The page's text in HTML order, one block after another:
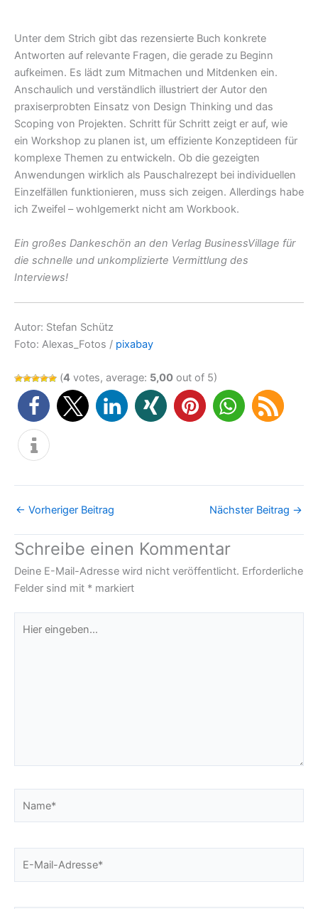
Unter dem Strich gibt das rezensierte Buch konkrete
Antworten auf relevante Fragen, die gerade zu Beginn
aufkeimen. Es lädt zum Mitmachen und Mitdenken ein.
Anschaulich und verständlich illustriert der Autor den
praxiserprobten Einsatz von Design Thinking und das
Scoping von Projekten. Schritt für Schritt zeigt er auf, wie
ein Workshop zu planen ist, um effiziente Konzeptideen für
komplexe Themen zu entwickeln. Ob die gezeigten
Anwendungen wirklich als Pauschalrezept bei individuellen
Einzelfällen funktionieren, muss sich zeigen. Allerdings habe
ich Zweifel – wohlgemerkt nicht am Workbook.
Ein großes Dankeschön an den Verlag BusinessVillage für
die schnelle und unkomplizierte Vermittlung des
Interviews!
Autor: Stefan Schütz
Foto: Alexas_Fotos / pixabay
(4 votes, average: 5,00 out of 5)
← Vorheriger Beitrag Nächster Beitrag →
Schreibe einen Kommentar
Deine E-Mail-Adresse wird nicht veröffentlicht. Erforderliche
Felder sind mit * markiert
eingeben…
Mail-